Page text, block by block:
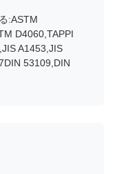
:ASTM
D4060,TAPPI
A1453,JIS
53109,DIN